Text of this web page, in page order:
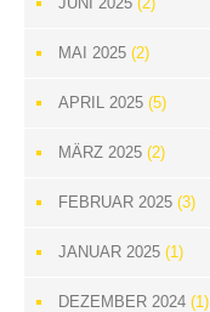
MAI 2025 (2)
APRIL 2025 (5)
MÄRZ 2025 (2)
FEBRUAR 2025 (3)
JANUAR 2025 (1)
DEZEMBER 2024 (1)